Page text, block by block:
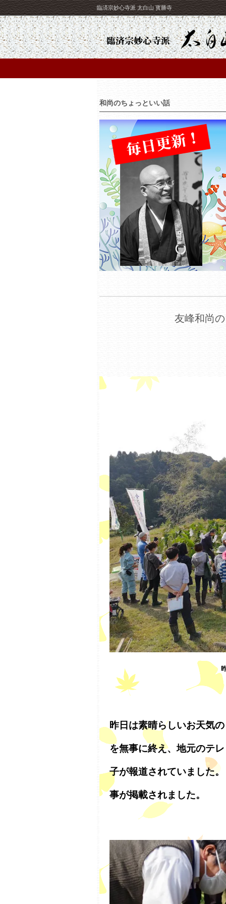
臨済宗妙心寺派 太白山 寳勝寺
和尚のちょっといい話
友峰和尚
昨日は素晴らしいお天気
を無事に終え、地元のテ
子が報道されていました
事が掲載されました。